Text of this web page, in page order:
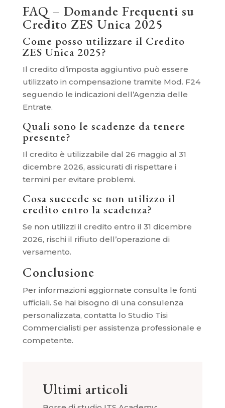
FAQ – Domande Frequenti su
Credito ZES Unica 2025
Come posso utilizzare il Credito
ZES Unica 2025?
Il credito d’imposta aggiuntivo può essere
utilizzato in compensazione tramite Mod. F24
seguendo le indicazioni dell’Agenzia delle
Entrate.
Quali sono le scadenze da tenere
presente?
Il credito è utilizzabile dal 26 maggio al 31
dicembre 2026, assicurati di rispettare i
termini per evitare problemi.
Cosa succede se non utilizzo il
credito entro la scadenza?
Se non utilizzi il credito entro il 31 dicembre
2026, rischi il rifiuto dell’operazione di
versamento.
Conclusione
Per informazioni aggiornate consulta le fonti
ufficiali. Se hai bisogno di una consulenza
personalizzata, contatta lo Studio Tisi
Commercialisti per assistenza professionale e
competente.
Ultimi articoli